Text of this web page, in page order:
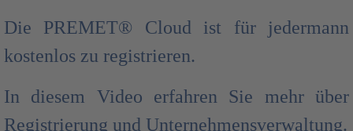
Die PREMET® Cloud ist für jedermann
kostenlos zu registrieren.
In diesem Video erfahren Sie mehr über
Registrierung und Unternehmensverwaltung.